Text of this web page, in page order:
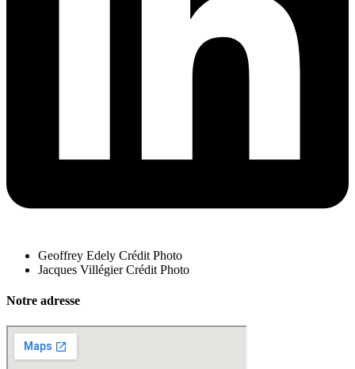
Geoffrey Edely Crédit Photo
Jacques Villégier Crédit Photo
Notre adresse